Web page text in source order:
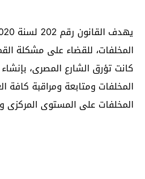
المخلفات، للقضاء على مشكلة
كانت تؤرق الشارع المصرى،
المخلفات ومتابعة ومراقبة كافة
المخلفات على المستوى المركزى